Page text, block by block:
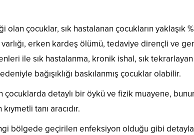
olan çocuklar, sık hastalanan çocukların
varlığı, erken kardeş ölümü, tedaviye dirençli ve
ile sık hastalanma, kronik ishal, sık
bağışıklığı baskılanmış çocuklar olabilir.
çocuklarda detaylı bir öykü ve fizik muayene,
tanı aracıdır.
bölgede geçirilen enfeksiyon olduğu gibi